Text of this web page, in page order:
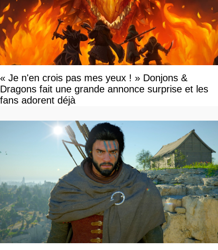
« Je n'en crois pas mes yeux ! » Donjons &
Dragons fait une grande annonce surprise et les
fans adorent déjà